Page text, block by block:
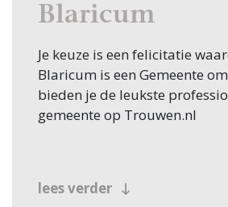
Blaricum
Je keuze is een felicitatie
Blaricum is een Gemeente
bieden je de leukste
gemeente op Trouwen.nl
lees verder